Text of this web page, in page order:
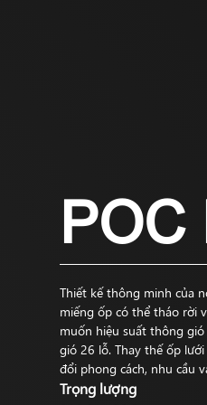
POC
Thiết kế thông minh của
miếng ốp có thể tháo rời
muốn hiệu suất thông
gió 26 lỗ. Thay thế ốp
đổi phong cách, nhu cầu
Trọng lượng